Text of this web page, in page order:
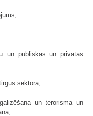
un publiskās un privātās
sektorā;
un terorisma un